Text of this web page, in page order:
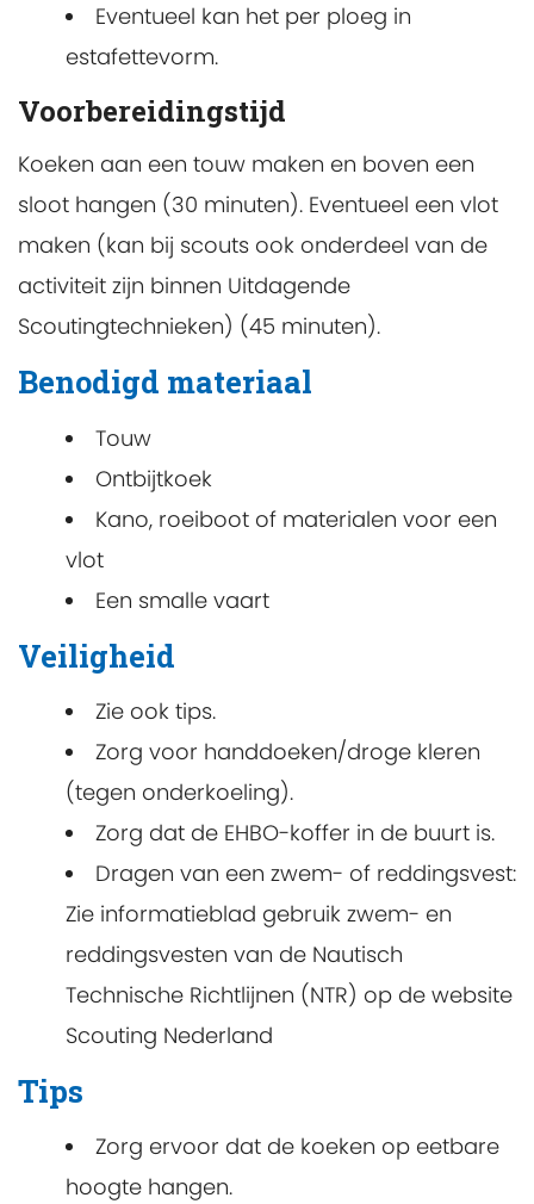
Eventueel kan het per ploeg in
estafettevorm.
Voorbereidingstijd
Koeken aan een touw maken en boven een
sloot hangen (30 minuten). Eventueel een vlot
maken (kan bij scouts ook onderdeel van de
activiteit zijn binnen Uitdagende
Scoutingtechnieken) (45 minuten).
Benodigd materiaal
Touw
Ontbijtkoek
Kano, roeiboot of materialen voor een
vlot
Een smalle vaart
Veiligheid
Zie ook tips.
Zorg voor handdoeken/droge kleren
(tegen onderkoeling).
Zorg dat de EHBO-koffer in de buurt is.
Dragen van een zwem- of reddingsvest:
Zie informatieblad gebruik zwem- en
reddingsvesten van de Nautisch
Technische Richtlijnen (NTR) op de website
Scouting Nederland
Tips
Zorg ervoor dat de koeken op eetbare
hoogte hangen.